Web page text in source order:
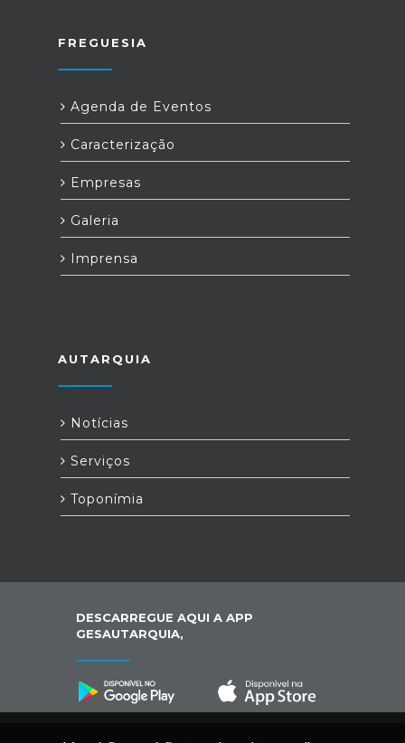
FREGUESIA
Agenda de Eventos
Caracterização
Empresas
Galeria
Imprensa
AUTARQUIA
Notícias
Serviços
Toponímia
DESCARREGUE AQUI A APP
GESAUTARQUIA,